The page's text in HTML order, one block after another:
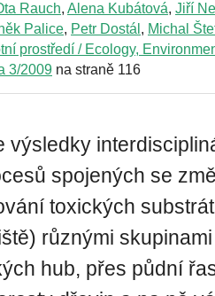
Rauch, Alena Kubátová, Jiří
Palice, Petr Dostál , Michal
prostředí / Ecology,
3/2009 na straně 116
výsledky
spojených se
toxických
různými
hub, přes půdní